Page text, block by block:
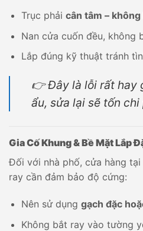
Trục phải cân tâm – không
Nan cửa cuốn đều, không
Lắp đúng kỹ thuật tránh
👉 Đây là lỗi rất hay
ẩu, sửa lại sẽ tốn chi
Gia Cố Khung & Bề Mặt Lắp
Đối với nhà phố, cửa hàng tại
ray cần đảm bảo độ cứng:
Nên sử dụng gạch đặc
Không bắt ray vào tường